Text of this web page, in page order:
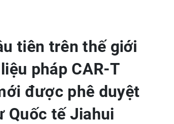
tiên trên thế giới
pháp CAR-T
được phê duyệt
Quốc tế Jiahui